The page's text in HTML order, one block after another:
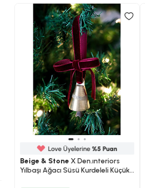
Beige & Stone X Den.ınteriors
Yılbaşı Ağacı Süsü Kurdeleli Küçük